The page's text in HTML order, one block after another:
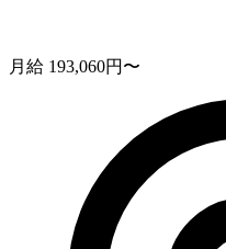
月給 193,060円〜